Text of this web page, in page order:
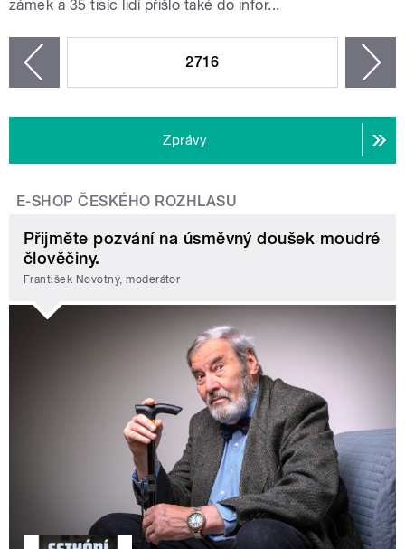
zámek a 35 tisíc lidí přišlo také do infor...
2716
Zprávy
E-SHOP ČESKÉHO ROZHLASU
Přijměte pozvání na úsměvný doušek moudré
člověčiny.
František Novotný, moderátor